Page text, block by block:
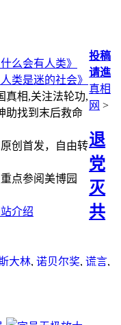
什么会有人类》
类是迷的社会》
真相,关注法轮功,
助找到末后救命
创首发，自由转
点参阅美博园
站介绍
投稿
请進
真相
网 >
退
党
灭
共
大林, 诺贝尔奖, 谎言,